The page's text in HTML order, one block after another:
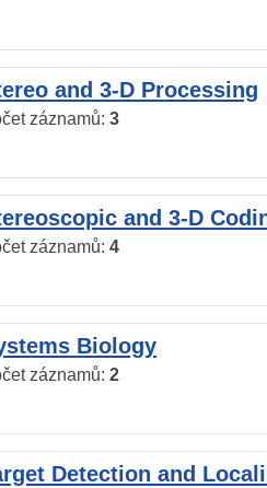
and 3-D Processing
záznamů: 3
and 3-D
záznamů: 4
Biology
záznamů: 2
Detection and